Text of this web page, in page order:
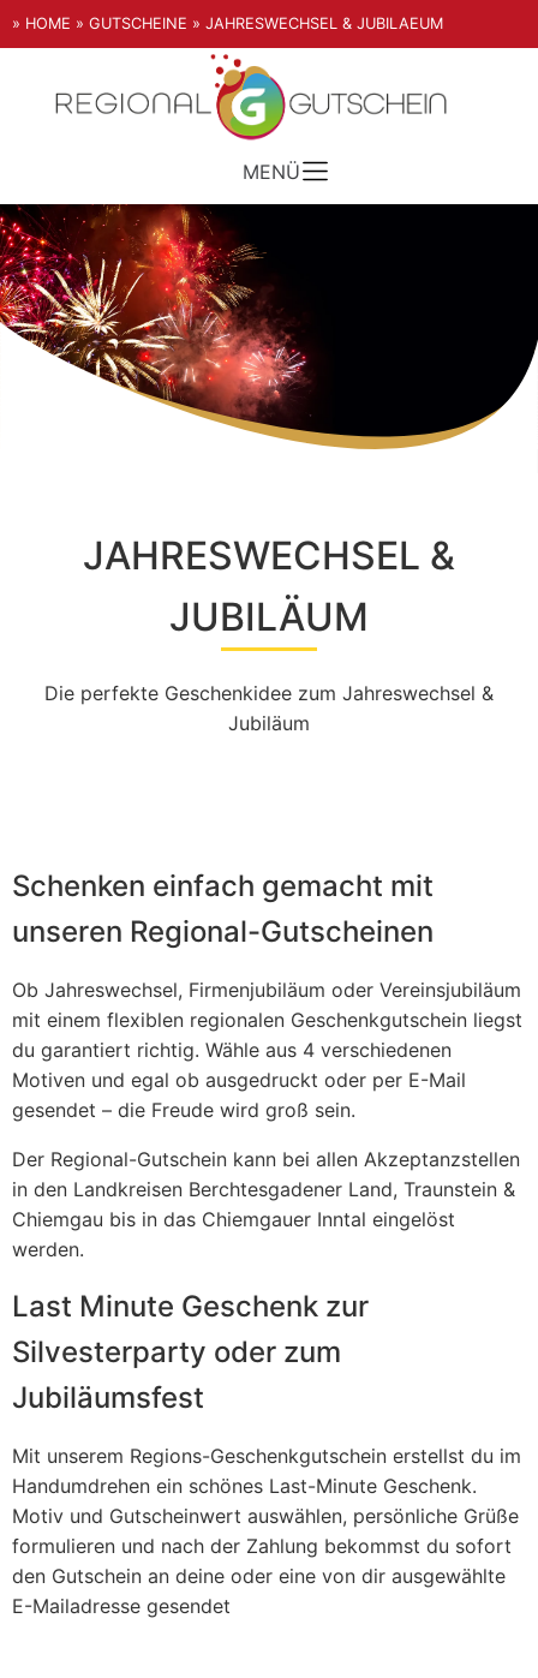
» HOME » GUTSCHEINE » JAHRESWECHSEL & JUBILAEUM
MENÜ
JAHRESWECHSEL &
JUBILÄUM
Die perfekte Geschenkidee zum Jahreswechsel &
Jubiläum
Schenken einfach gemacht mit
unseren Regional-Gutscheinen
Ob Jahreswechsel, Firmenjubiläum oder Vereinsjubiläum
mit einem flexiblen regionalen Geschenkgutschein liegst
du garantiert richtig. Wähle aus 4 verschiedenen
Motiven und egal ob ausgedruckt oder per E-Mail
gesendet – die Freude wird groß sein.
Der Regional-Gutschein kann bei allen Akzeptanzstellen
in den Landkreisen Berchtesgadener Land, Traunstein &
Chiemgau bis in das Chiemgauer Inntal eingelöst
werden.
Last Minute Geschenk zur
Silvesterparty oder zum
Jubiläumsfest
Mit unserem Regions-Geschenkgutschein erstellst du im
Handumdrehen ein schönes Last-Minute Geschenk.
Motiv und Gutscheinwert auswählen, persönliche Grüße
formulieren und nach der Zahlung bekommst du sofort
den Gutschein an deine oder eine von dir ausgewählte
E-Mailadresse gesendet